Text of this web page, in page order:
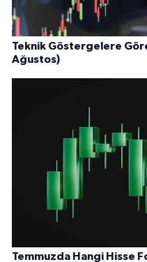
Teknik Göstergelere
Ağustos)
Temmuzda Hangi Hisse